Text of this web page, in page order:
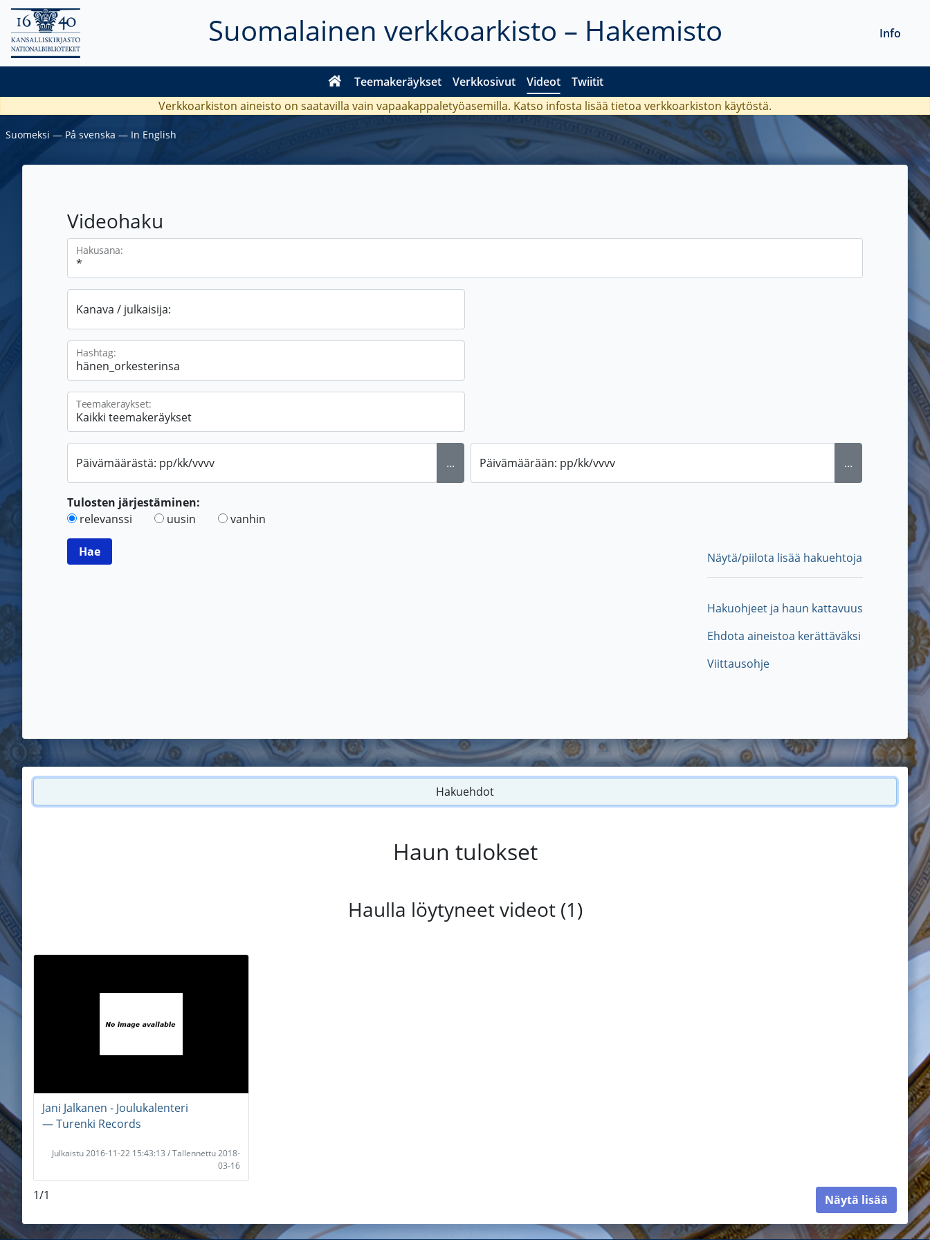
Suomalainen verkkoarkisto – Hakemisto
Teemakeräykset Verkkosivut Videot Twiitit
Info
Verkkoarkiston aineisto on saatavilla vain vapaakappaletyöasemilla. Katso infosta lisää tietoa verkkoarkiston käytöstä.
Suomeksi ― På svenska ― In English
Videohaku
Hakusana:
Kanava / julkaisija:
Hashtag:
Teemakeräykset:
Päivämäärästä: pp/kk/vvvv ... Päivämäärään: pp/kk/vvvv ...
Tulosten järjestäminen:
relevanssi
uusin vanhin
Näytä/piilota lisää hakuehtoja
Hakuohjeet ja haun kattavuus
Ehdota aineistoa kerättäväksi
Viittausohje
Hakuehdot
Haun tulokset
Haulla löytyneet videot (1)
Jani Jalkanen - Joulukalenteri
― Turenki Records
Julkaistu 2016-11-22 15:43:13 / Tallennettu 2018-
03-16
1/1 Näytä lisää